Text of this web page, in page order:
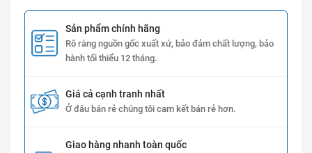
Sản phẩm chính hãng
Rõ ràng nguồn gốc xuất xứ, bảo đảm chất lượng, bảo
hành tối thiểu 12 tháng.
Giá cả cạnh tranh nhất
Ở đâu bán rẻ chúng tôi cam kết bán rẻ hơn.
Giao hàng nhanh toàn quốc